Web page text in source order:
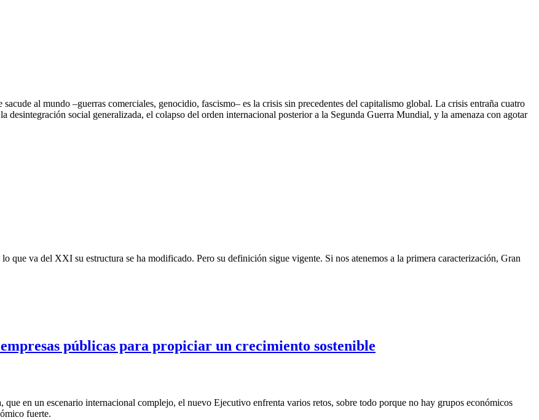
al mundo –guerras comerciales, genocidio, fascismo– es la crisis sin precedentes del capitalismo global. La crisis entraña cuatro
desintegración social generalizada, el colapso del orden internacional posterior a la Segunda Guerra Mundial, y la amenaza con agotar
va del XXI su estructura se ha modificado. Pero su definición sigue vigente. Si nos atenemos a la primera caracterización, Gran
públicas para propiciar un crecimiento sostenible
en un escenario internacional complejo, el nuevo Ejecutivo enfrenta varios retos, sobre todo porque no hay grupos económicos
fuerte.